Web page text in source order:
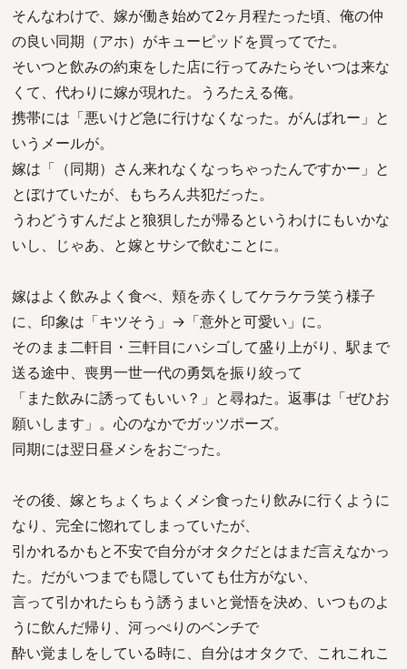
そんなわけで、嫁が働き始めて2ヶ月程たった頃、俺の仲
の良い同期（アホ）がキューピッドを買ってでた。
そいつと飲みの約束をした店に行ってみたらそいつは来な
くて、代わりに嫁が現れた。うろたえる俺。
携帯には「悪いけど急に行けなくなった。がんばれー」と
いうメールが。
嫁は「（同期）さん来れなくなっちゃったんですかー」と
とぼけていたが、もちろん共犯だった。
うわどうすんだよと狼狽したが帰るというわけにもいかな
いし、じゃあ、と嫁とサシで飲むことに。
嫁はよく飲みよく食べ、頬を赤くしてケラケラ笑う様子
に、印象は「キツそう」→「意外と可愛い」に。
そのまま二軒目・三軒目にハシゴして盛り上がり、駅まで
送る途中、喪男一世一代の勇気を振り絞って
「また飲みに誘ってもいい？」と尋ねた。返事は「ぜひお
願いします」。心のなかでガッツポーズ。
同期には翌日昼メシをおごった。
その後、嫁とちょくちょくメシ食ったり飲みに行くように
なり、完全に惚れてしまっていたが、
引かれるかもと不安で自分がオタクだとはまだ言えなかっ
た。だがいつまでも隠していても仕方がない、
言って引かれたらもう誘うまいと覚悟を決め、いつものよ
うに飲んだ帰り、河っぺりのベンチで
酔い覚ましをしている時に、自分はオタクで、これこれこ